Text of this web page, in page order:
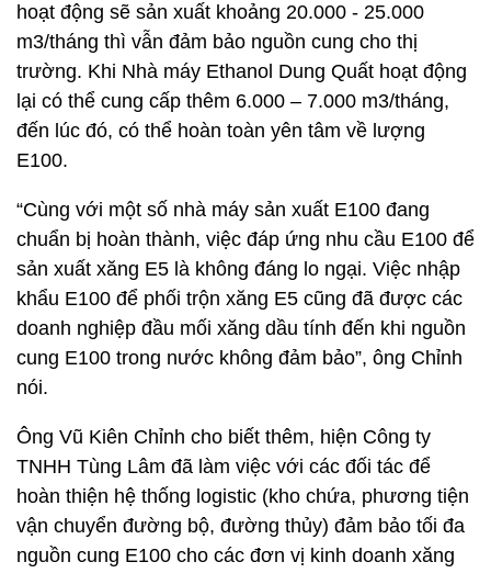
hoạt động sẽ sản xuất khoảng 20.000 - 25.000
m3/tháng thì vẫn đảm bảo nguồn cung cho thị
trường. Khi Nhà máy Ethanol Dung Quất hoạt động
lại có thể cung cấp thêm 6.000 – 7.000 m3/tháng,
đến lúc đó, có thể hoàn toàn yên tâm về lượng
E100.
“Cùng với một số nhà máy sản xuất E100 đang
chuẩn bị hoàn thành, việc đáp ứng nhu cầu E100 để
sản xuất xăng E5 là không đáng lo ngại. Việc nhập
khẩu E100 để phối trộn xăng E5 cũng đã được các
doanh nghiệp đầu mối xăng dầu tính đến khi nguồn
cung E100 trong nước không đảm bảo”, ông Chỉnh
nói.
Ông Vũ Kiên Chỉnh cho biết thêm, hiện Công ty
TNHH Tùng Lâm đã làm việc với các đối tác để
hoàn thiện hệ thống logistic (kho chứa, phương tiện
vận chuyển đường bộ, đường thủy) đảm bảo tối đa
nguồn cung E100 cho các đơn vị kinh doanh xăng